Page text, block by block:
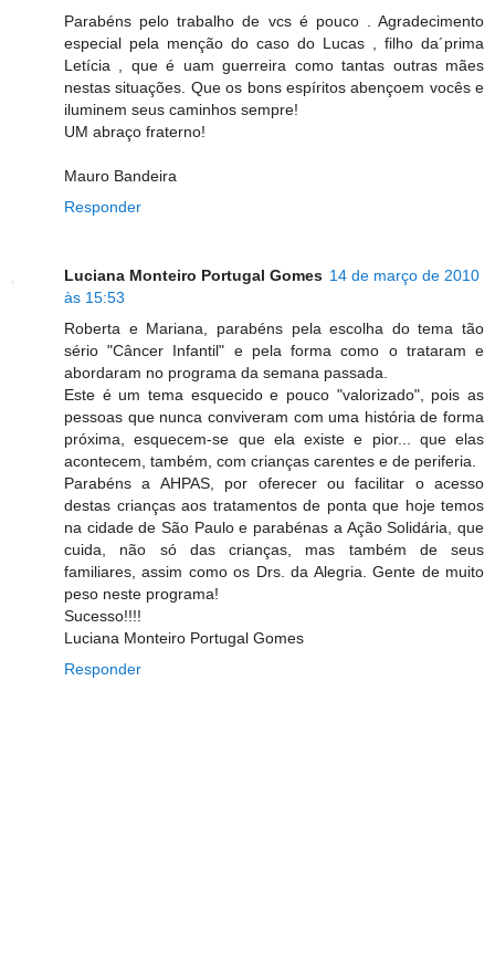
Parabéns pelo trabalho de vcs é pouco . Agradecimento
especial pela menção do caso do Lucas , filho da´prima
Letícia , que é uam guerreira como tantas outras mães
nestas situações. Que os bons espíritos abençoem vocês e
iluminem seus caminhos sempre!
UM abraço fraterno!
Mauro Bandeira
Responder
Luciana Monteiro Portugal Gomes 14 de março de 2010
às 15:53
Roberta e Mariana, parabéns pela escolha do tema tão
sério "Câncer Infantil" e pela forma como o trataram e
abordaram no programa da semana passada.
Este é um tema esquecido e pouco "valorizado", pois as
pessoas que nunca conviveram com uma história de forma
próxima, esquecem-se que ela existe e pior... que elas
acontecem, também, com crianças carentes e de periferia.
Parabéns a AHPAS, por oferecer ou facilitar o acesso
destas crianças aos tratamentos de ponta que hoje temos
na cidade de São Paulo e parabénas a Ação Solidária, que
cuida, não só das crianças, mas também de seus
familiares, assim como os Drs. da Alegria. Gente de muito
peso neste programa!
Sucesso!!!!
Luciana Monteiro Portugal Gomes
Responder